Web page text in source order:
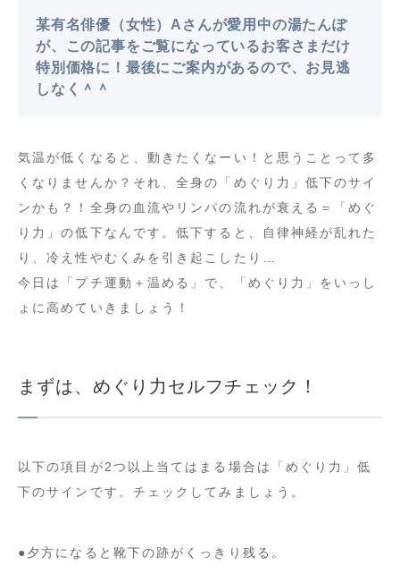
某有名俳優（女性）Aさんが愛用中の湯たんぽ
が、この記事をご覧になっているお客さまだけ
特別価格に！最後にご案内があるので、お見逃
しなく＾＾
気温が低くなると、動きたくなーい！と思うことって多
くなりませんか？それ、全身の「めぐり力」低下のサイ
ンかも？！全身の血流やリンパの流れが衰える＝「めぐ
り力」の低下なんです。低下すると、自律神経が乱れた
り、冷え性やむくみを引き起こしたり…
今日は「プチ運動＋温める」で、「めぐり力」をいっし
ょに高めていきましょう！
まずは、めぐり力セルフチェック！
以下の項目が2つ以上当てはまる場合は「めぐり力」低
下のサインです。チェックしてみましょう。
●夕方になると靴下の跡がくっきり残る。